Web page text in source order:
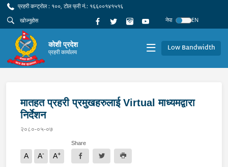
प्रहरी कन्ट्रोल : १००, टोल फ्री नं.: १६६००१४१५१६
नेपा
EN
कोशी प्रदेश
प्रहरी कार्यालय Low Bandwidth
मातहत प्रहरी प्रमुखहरुलाई Virtual माध्यमद्वारा
निर्देशन
२०८०-०५-०७
A A- A+
Share